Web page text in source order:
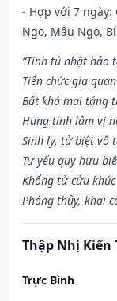
- Hợp với 7 ngày:
Ngọ, Mậu Ngọ,
“Tinh tú nhật hảo
Tiến chức gia
Bất khả mai táng
Hung tinh lâm vị
Sinh ly, tử biệt vô
Tự yếu quy hưu
Khổng tử cửu
Phóng thủy, khai
Thập Nhị Kiến
Trực Bình